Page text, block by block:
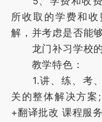
所收取的学费和
解，并考虑是否能
龙门补习学校
教学特色：
1.讲、练、考、
关的整体解决方
+翻译批改 课程服